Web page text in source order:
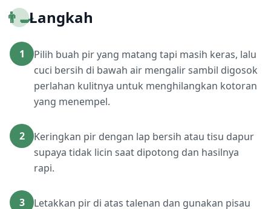
👨‍🍳Langkah
1
Pilih buah pir yang matang tapi masih keras, lalu
cuci bersih di bawah air mengalir sambil digosok
perlahan kulitnya untuk menghilangkan kotoran
yang menempel.
2
Keringkan pir dengan lap bersih atau tisu dapur
supaya tidak licin saat dipotong dan hasilnya
rapi.
3 Letakkan pir di atas talenan dan gunakan pisau